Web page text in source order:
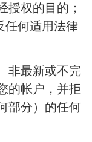
授权的目的；
任何适用法律
非最新或不完
的帐户，并拒
部分）的任何